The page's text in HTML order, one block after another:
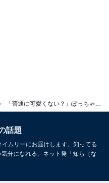
話題
ムリーにお届けします。知ってる
分になれる、ネット発「知ら（な